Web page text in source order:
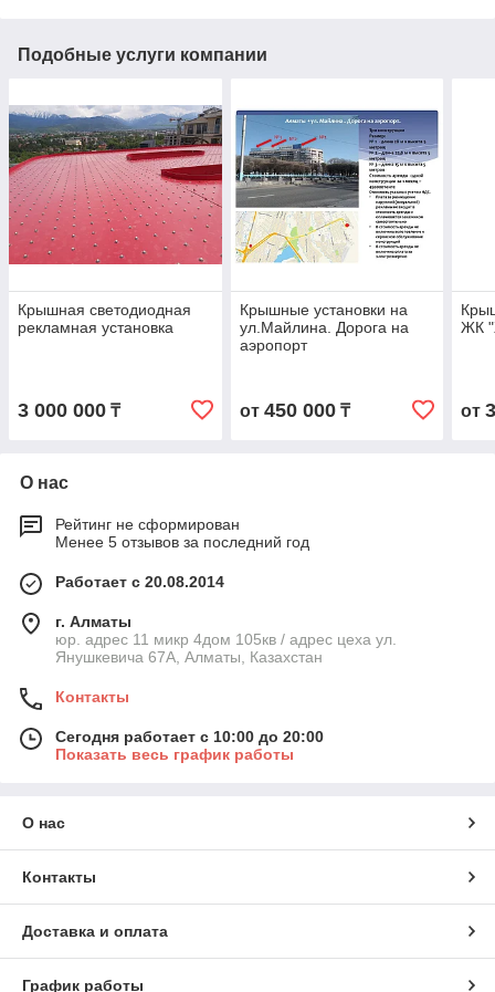
Подобные услуги компании
Крышная светодиодная
рекламная установка
3 000 000 ₸
Крышные установки на
ул.Майлина. Дорога на
аэропорт
от 450 000₸
ЖК
от
О нас
Рейтинг не сформирован
Менее 5 отзывов за последний год
Работает с 20.08.2014
г. Алматы
юр. адрес 11 микр 4дом 105кв / адрес цеха ул.
Янушкевича 67А, Алматы, Казахстан
Контакты
Сегодня работает с 10:00 до 20:00
Показать весь график работы
О нас
Контакты
Доставка и оплата
График работы